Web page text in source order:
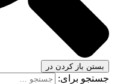
بستن باز کردن در
جستجو برای: